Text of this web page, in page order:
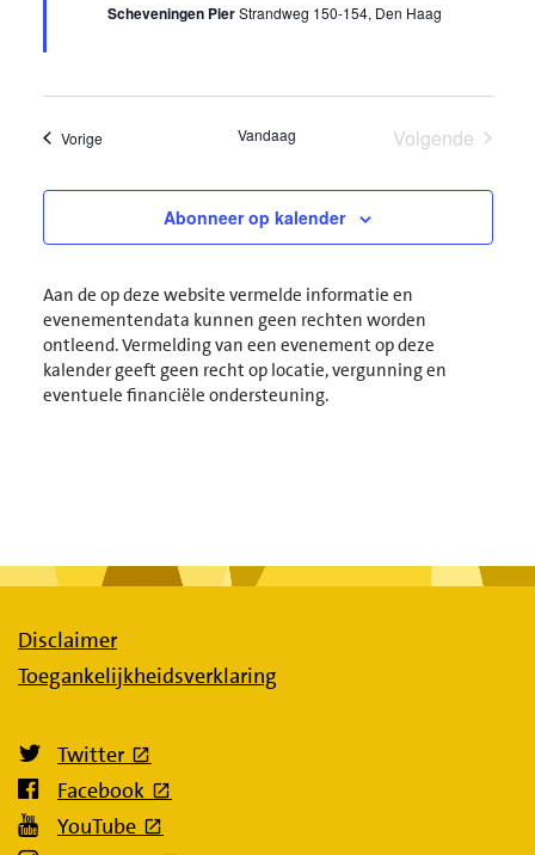
Scheveningen PierStrandweg 150-154, Den Haag
VorigeEvenementen Vandaag
Volgende
Abonneer op kalender
Aan de op deze website vermelde informatie en
evenementendata kunnen geen rechten worden
ontleend. Vermelding van een evenement op deze
kalender geeft geen recht op locatie, vergunning en
eventuele financiële ondersteuning.
Disclaimer
Toegankelijkheidsverklaring
Twitter
Facebook
YouTube